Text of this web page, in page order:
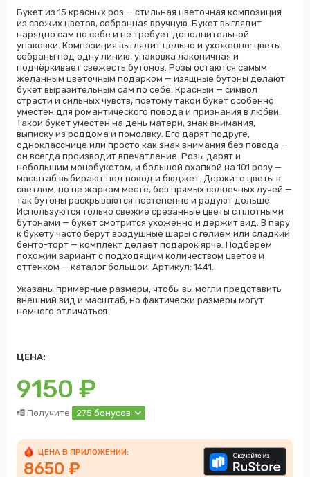
Букет из 15 красных роз — стильная цветочная композиция
из свежих цветов, собранная вручную. Букет выглядит
нарядно сам по себе и не требует дополнительной
упаковки. Композиция выглядит цельно и ухоженно: цветы
собраны под одну линию, упаковка лаконичная и
подчёркивает свежесть бутонов. Розы остаются самым
желанным цветочным подарком — изящные бутоны делают
букет выразительным сам по себе. Красный — символ
страсти и сильных чувств, поэтому такой букет особенно
уместен для романтического повода и признания в любви.
Такой букет уместен на день матери, знак внимания,
выписку из роддома и помолвку. Его дарят подруге,
однокласснице или просто как знак внимания без повода —
он всегда производит впечатление. Розы дарят и
небольшим монобукетом, и большой охапкой на 101 розу —
масштаб выбирают под повод и бюджет. Держите цветы в
светлом, но не жарком месте, без прямых солнечных лучей —
так бутоны раскрываются постепенно и радуют дольше.
Используются только свежие срезанные цветы с плотными
бутонами — букет смотрится ухоженно и держит вид. В пару
к букету часто берут воздушные шары с гелием или сладкий
бенто-торт — комплект делает подарок ярче. Подберём
похожий вариант с подходящим количеством цветов и
оттенком — каталог большой. Артикул: 1441.
Указаны примерные размеры, чтобы вы могли представить
внешний вид и масштаб, но фактически размеры могут
немного отличаться.
ЦЕНА:
9150 ₽
Получите 275 бонусов
ЦЕНА В ПРИЛОЖЕНИИ:
8650 ₽